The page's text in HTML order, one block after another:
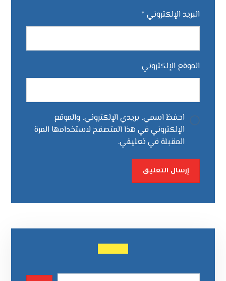
البريد الإلكتروني *
الموقع الإلكتروني
احفظ اسمي، بريدي الإلكتروني، والموقع
الإلكتروني في هذا المتصفح لاستخدامها المرة
المقبلة في تعليقي.